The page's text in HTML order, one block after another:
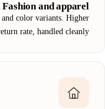
Fashion and apparel
color variants. Higher
rate, handled cleanly.